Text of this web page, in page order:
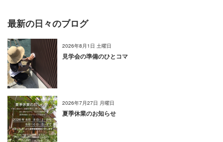
最新の日々のブログ
2026年8月1日 土曜日
見学会の準備のひとコマ
2026年7月27日 月曜日
夏季休業のお知らせ